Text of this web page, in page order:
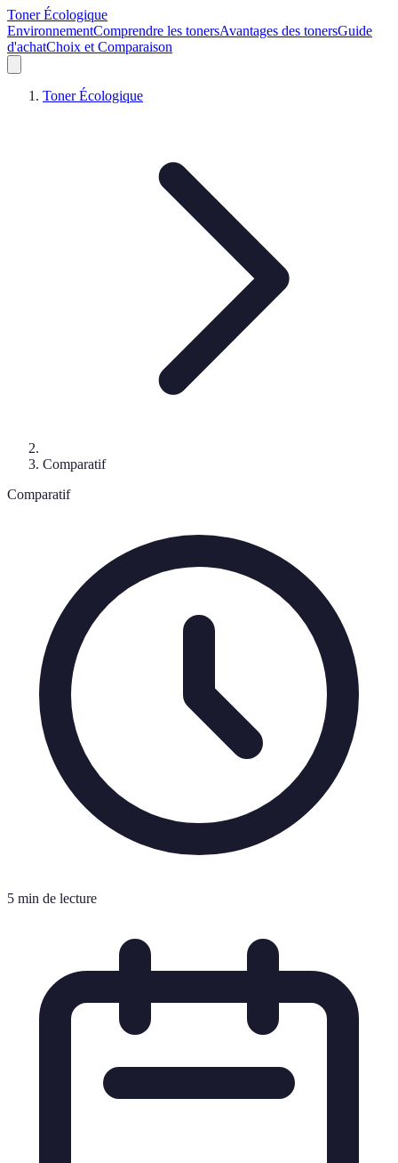
Toner Écologique
EnvironnementComprendre les tonersAvantages des tonersGuide
d'achatChoix et Comparaison
Toner Écologique
Comparatif
Comparatif
5 min de lecture